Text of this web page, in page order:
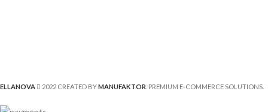
ELLANOVA 2022 CREATED BYMANUFAKTOR . PREMIUM E-COMMERCE SOLUTIONS.